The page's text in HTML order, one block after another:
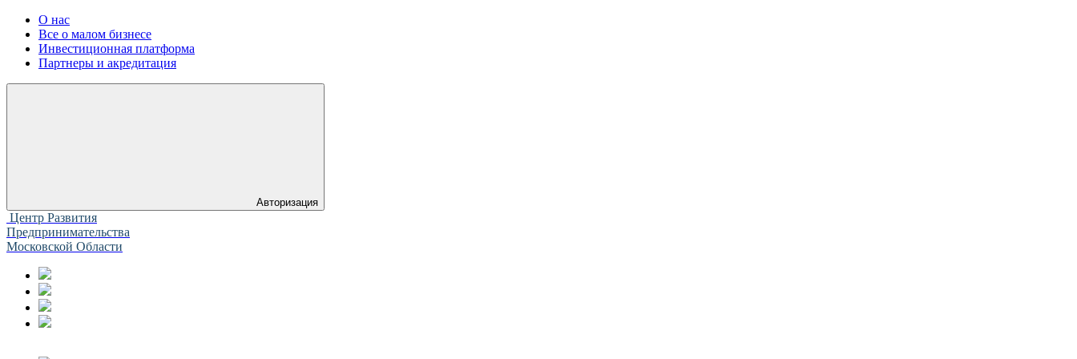
О нас
Все о малом бизнесе
Инвестиционная платформа
Партнеры и акредитация
Авторизация
Центр Развития
Предпринимательства
Московской Области